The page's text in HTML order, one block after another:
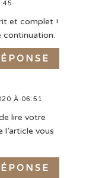
et complet !
continuation.
À 06:51
lire votre
l’article vous